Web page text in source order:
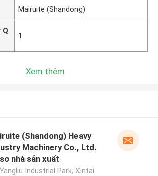
Mairuite (Shandong)
Q
1
Xem thêm
(Shandong) Heavy
Machinery Co., Ltd.
nhà sản xuất
Yangliu Industrial Park, Xintai